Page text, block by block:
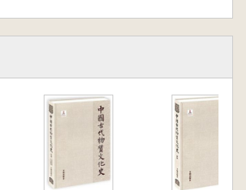
的密切关 系。
条线索有条不紊的展开论述。一,
写用纸的发展和演变为轴线,探究
书写风格的深刻影响。从文献记
、字源学等层面,考察了汉代带字
的麻纸、藤纸,唐代的硬黄纸、“笺